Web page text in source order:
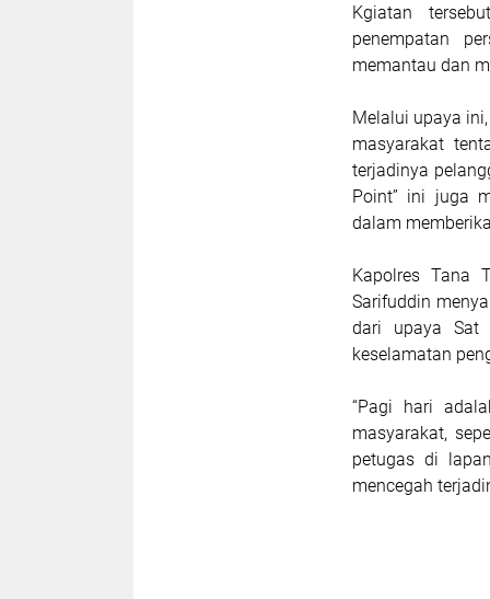
Kgiatan
penempatan
memantau dan
Melalui upaya
masyarakat
terjadinya
Point” ini juga
dalam
Kapolres Tana
Sarifuddin
dari upaya Sat
keselamatan
“Pagi hari
masyarakat,
petugas di
mencegah